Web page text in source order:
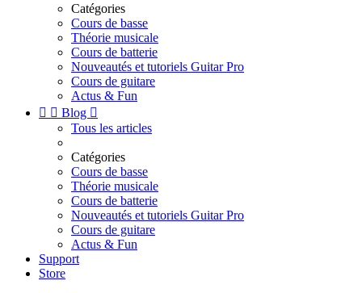
Catégories
Cours de basse
Théorie musicale
Cours de batterie
Nouveautés et tutoriels Guitar Pro
Cours de guitare
Actus & Fun
  Blog 
Tous les articles
Catégories
Cours de basse
Théorie musicale
Cours de batterie
Nouveautés et tutoriels Guitar Pro
Cours de guitare
Actus & Fun
Support
Store